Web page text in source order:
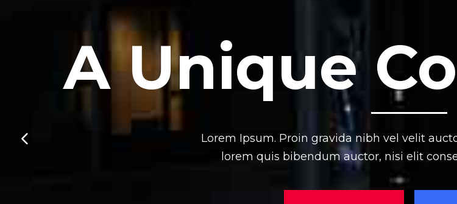
A Unique
Lorem Ipsum. Proin gravida nibh vel velit
lorem quis bibendum auctor, nisi elit